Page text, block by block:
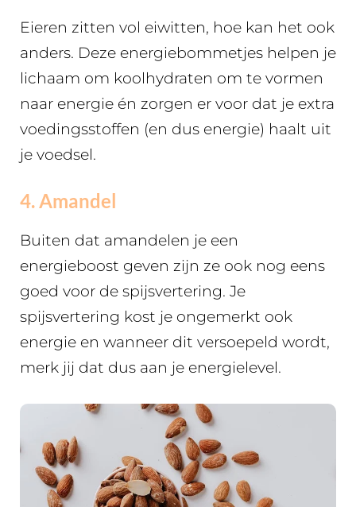
Eieren zitten vol eiwitten, hoe kan het ook
anders. Deze energiebommetjes helpen je
lichaam om koolhydraten om te vormen
naar energie én zorgen er voor dat je extra
voedingsstoffen (en dus energie) haalt uit
je voedsel.
4. Amandel
Buiten dat amandelen je een
energieboost geven zijn ze ook nog eens
goed voor de spijsvertering. Je
spijsvertering kost je ongemerkt ook
energie en wanneer dit versoepeld wordt,
merk jij dat dus aan je energielevel.